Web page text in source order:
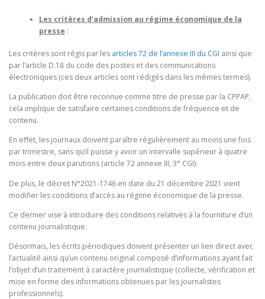
Les critères d’admission au régime économique de la
presse :
Les critères sont régis par les articles 72 de l’annexe III du CGI ainsi que
par l’article D.18 du code des postes et des communications
électroniques (ces deux articles sont rédigés dans les mêmes termes).
La publication doit être reconnue comme titre de presse par la CPPAP,
cela implique de satisfaire certaines conditions de fréquence et de
contenu.
En effet, les journaux doivent paraître régulièrement au moins une fois
par trimestre, sans qu’il puisse y avoir un intervalle supérieur à quatre
mois entre deux parutions (article 72 annexe III, 3° CGI).
De plus, le décret N°2021-1746 en date du 21 décembre 2021 vient
modifier les conditions d’accès au régime économique de la presse.
Ce dernier vise à introduire des conditions relatives à la fourniture d’un
contenu journalistique.
Désormais, les écrits périodiques doivent présenter un lien direct avec
l’actualité ainsi qu’un contenu original composé d’informations ayant fait
l’objet d’un traitement à caractère journalistique (collecte, vérification et
mise en forme des informations obtenues par les journalistes
professionnels).